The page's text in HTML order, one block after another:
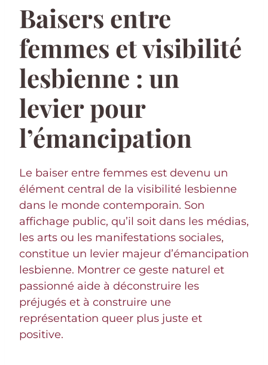
Baisers entre
femmes et visibilité
lesbienne : un
levier pour
l’émancipation
Le baiser entre femmes est devenu un
élément central de la visibilité lesbienne
dans le monde contemporain. Son
affichage public, qu’il soit dans les médias,
les arts ou les manifestations sociales,
constitue un levier majeur d’émancipation
lesbienne. Montrer ce geste naturel et
passionné aide à déconstruire les
préjugés et à construire une
représentation queer plus juste et
positive.